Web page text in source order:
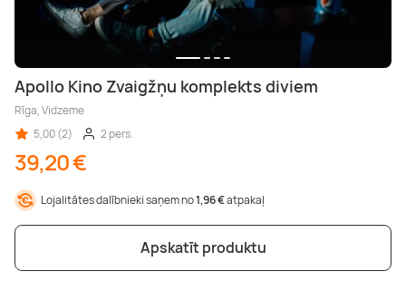
Apollo Kino Zvaigžņu komplekts diviem
Rīga, Vidzeme
5,00 (2)
2 pers.
39,20 €
Lojalitātes dalībnieki saņem no1,96 €atpakaļ
Apskatīt produktu